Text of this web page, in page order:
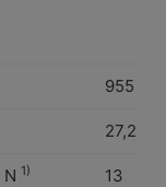
955
27,2
1) 13